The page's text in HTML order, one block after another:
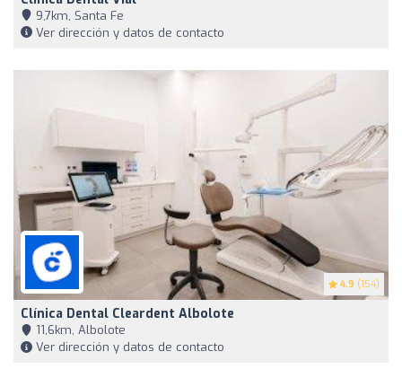
9,7km, Santa Fe
Ver dirección y datos de contacto
4.9 (154)
Clínica Dental Cleardent Albolote
11,6km, Albolote
Ver dirección y datos de contacto